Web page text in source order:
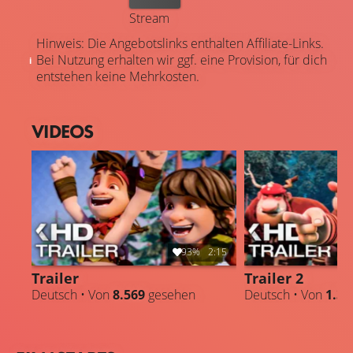
Stream
Hinweis: Die Angebotslinks enthalten Affiliate-Links.
Bei Nutzung erhalten wir ggf. eine Provision, für dich
entstehen keine Mehrkosten.
VIDEOS
93% 2:15
Trailer
Deutsch • Von8.569 gesehen
Trailer 2
Deutsch • Von